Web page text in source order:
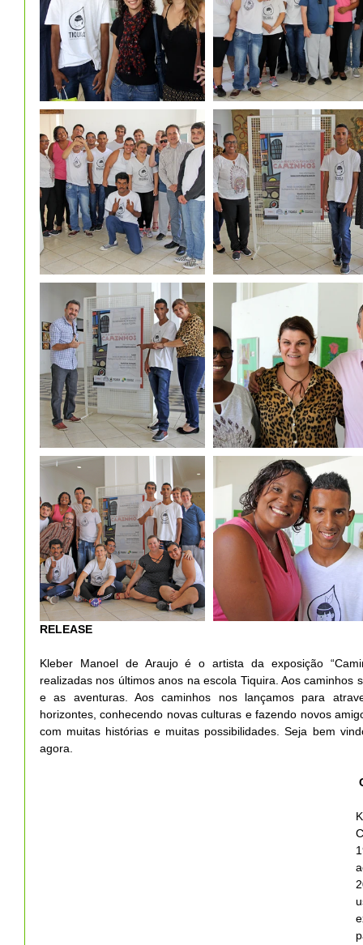
RELEASE
Kleber Manoel de Araujo é o artista da exposição
realizadas nos últimos anos na escola Tiquira. Aos caminhos
e as aventuras. Aos caminhos nos lançamos para
horizontes, conhecendo novas culturas e fazendo novos
com muitas histórias e muitas possibilidades. Seja bem
agora.